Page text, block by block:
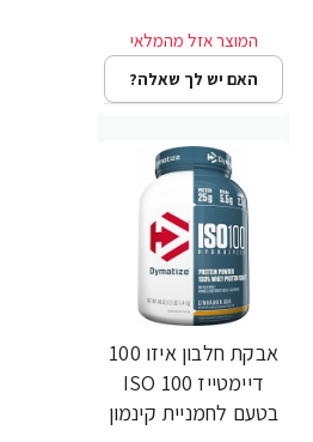
האם יש לך שאלה?
-21%
אבקת חלבון איזו 100
דיימטייז ISO 100
בטעם לחמניית קינמון